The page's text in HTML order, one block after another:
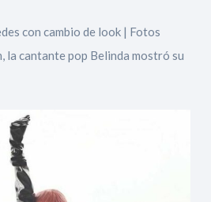
con cambio de look | Fotos
la cantante pop Belinda mostró su